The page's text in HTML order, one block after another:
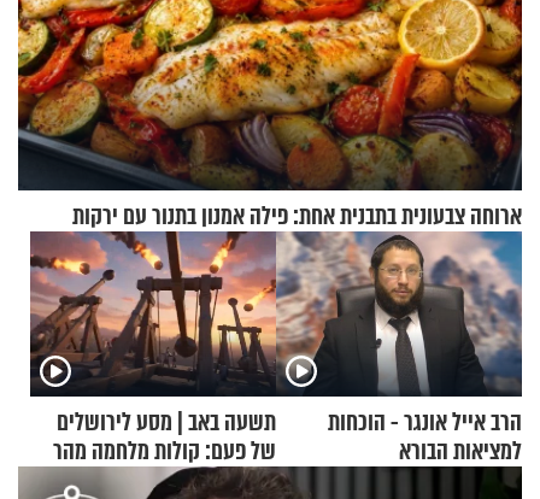
ארוחה צבעונית בתבנית אחת: פילה אמנון בתנור עם ירקות
הרב אייל אונגר - הוכחות
למציאות הבורא
תשעה באב | מסע לירושלים
של פעם: קולות מלחמה מהר
הזיתים